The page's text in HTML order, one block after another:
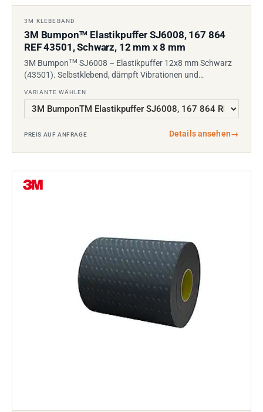
3M KLEBEBAND
3M BumponTM Elastikpuffer SJ6008, 167 864
REF 43501, Schwarz, 12 mm x 8 mm
3M BumponTM SJ6008 – Elastikpuffer 12x8 mm Schwarz
(43501). Selbstklebend, dämpft Vibrationen und…
VARIANTE WÄHLEN
PREIS AUF ANFRAGE Details ansehen→